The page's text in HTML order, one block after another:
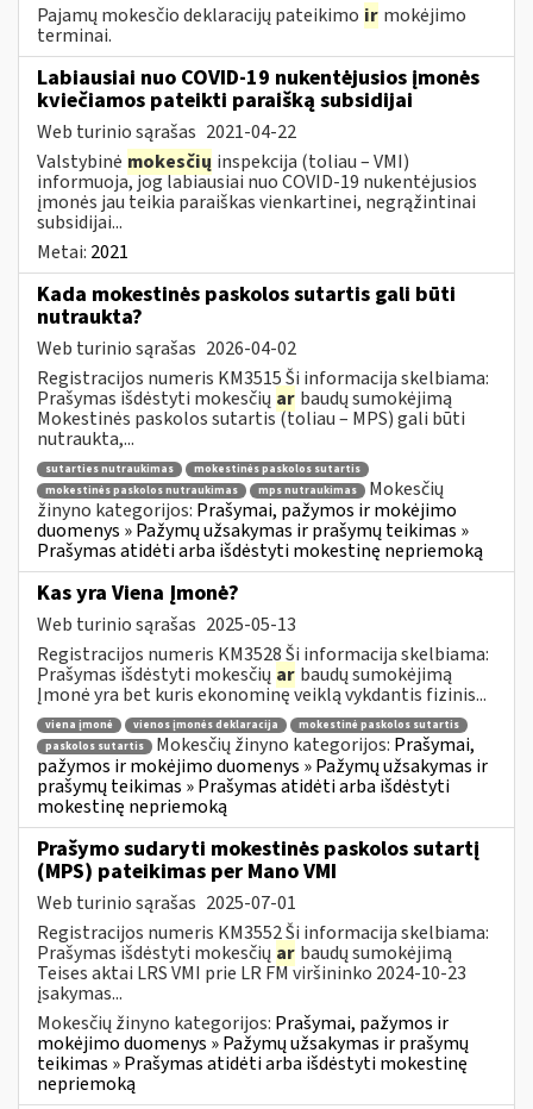
Pajamų mokesčio deklaracijų pateikimo ir mokėjimo
terminai.
Labiausiai nuo COVID-19 nukentėjusios įmonės
kviečiamos pateikti paraišką subsidijai
Web turinio sąrašas 2021-04-22
Valstybinė mokesčių inspekcija (toliau – VMI)
informuoja, jog labiausiai nuo COVID-19 nukentėjusios
įmonės jau teikia paraiškas vienkartinei, negrąžintinai
subsidijai...
Metai: 2021
Kada mokestinės paskolos sutartis gali būti
nutraukta?
Web turinio sąrašas 2026-04-02
Registracijos numeris KM3515 Ši informacija skelbiama:
Prašymas išdėstyti mokesčių ar baudų sumokėjimą
Mokestinės paskolos sutartis (toliau – MPS) gali būti
nutraukta,...
sutarties nutraukimas
mokestinės paskolos sutartis
mokestinės paskolos nutraukimas
mps nutraukimas
Mokesčių
žinyno kategorijos: Prašymai, pažymos ir mokėjimo
duomenys » Pažymų užsakymas ir prašymų teikimas »
Prašymas atidėti arba išdėstyti mokestinę nepriemoką
Kas yra Viena Įmonė?
Web turinio sąrašas 2025-05-13
Registracijos numeris KM3528 Ši informacija skelbiama:
Prašymas išdėstyti mokesčių ar baudų sumokėjimą
Įmonė yra bet kuris ekonominę veiklą vykdantis fizinis...
viena įmonė vienos įmonės deklaracija
mokestinė paskolos sutartis
paskolos sutartis
Mokesčių žinyno kategorijos: Prašymai,
pažymos ir mokėjimo duomenys » Pažymų užsakymas ir
prašymų teikimas » Prašymas atidėti arba išdėstyti
mokestinę nepriemoką
Prašymo sudaryti mokestinės paskolos sutartį
(MPS) pateikimas per Mano VMI
Web turinio sąrašas 2025-07-01
Registracijos numeris KM3552 Ši informacija skelbiama:
Prašymas išdėstyti mokesčių ar baudų sumokėjimą
Teises aktai LRS VMI prie LR FM viršininko 2024-10-23
įsakymas...
Mokesčių žinyno kategorijos: Prašymai, pažymos ir
mokėjimo duomenys » Pažymų užsakymas ir prašymų
teikimas » Prašymas atidėti arba išdėstyti mokestinę
nepriemoką